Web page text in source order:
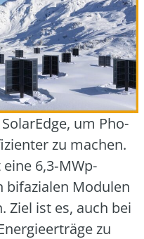
SolarEdge, um Pho­
zu machen.
6,3‑MWp-
bifa­zia­len Modu­len
Ziel ist es, auch bei
zu